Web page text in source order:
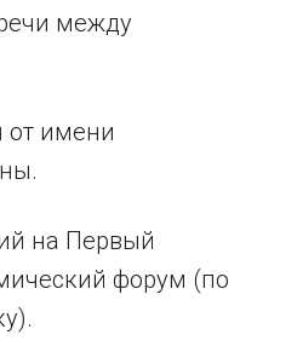
между
от имени
на Первый
форум (по